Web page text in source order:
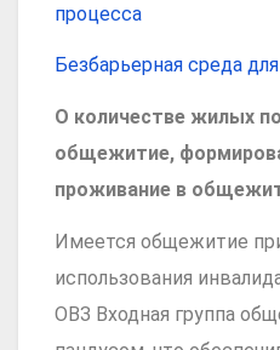
процесса
Безбарьерная среда
О количестве жилых
общежитие,
проживание в
Имеется общежитие
использования
ОВЗ Входная группа